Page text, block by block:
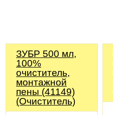
ЗУБР 500 мл,
100%
очиститель,
монтажной
пены (41149)
(Очиститель)